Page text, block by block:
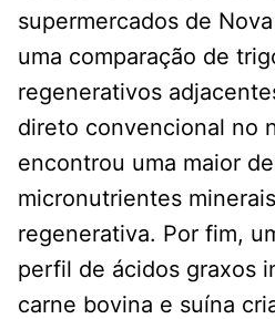
supermercados de
uma comparação de
regenerativos
direto convencional no
encontrou uma maior
micronutrientes
regenerativa. Por fim,
perfil de ácidos graxos
carne bovina e suína